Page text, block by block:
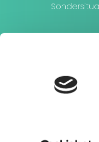
Corporate